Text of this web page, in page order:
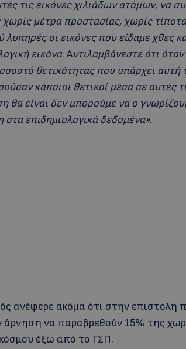
τις εικόνες χιλιάδων ατόμων, να
χωρίς μέτρα προστασίας, χωρίς
λυπηρές οι εικόνες που είδαμε χθες
εικόνα. Αντιλαμβάνεστε ότι
θετικότητας που υπάρχει αυτή
κάποιοι θετικοί μέσα σε αυτές
θα είναι δεν μπορούμε να ο
επιδημιολογικά δεδομένα».
ανέφερε ακόμα ότι στην επιστολή
άρνηση να παραβρεθούν 15% της
κόσμου έξω από το ΓΣΠ.